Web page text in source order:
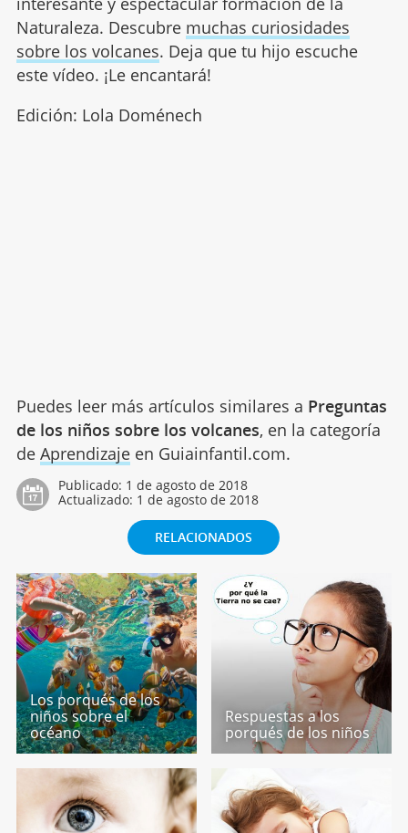
Naturaleza. Descubre muchas curiosidades
sobre los volcanes. Deja que tu hijo escuche
este vídeo. ¡Le encantará!
Edición: Lola Doménech
Puedes leer más artículos similares a Preguntas
de los niños sobre los volcanes, en la categoría
de Aprendizajeen Guiainfantil.com.
Publicado: 1 de agosto de 2018
Actualizado: 1 de agosto de 2018
RELACIONADOS
Los porqués de los
niños sobre el
océano
Respuestas a los
porqués de los niños